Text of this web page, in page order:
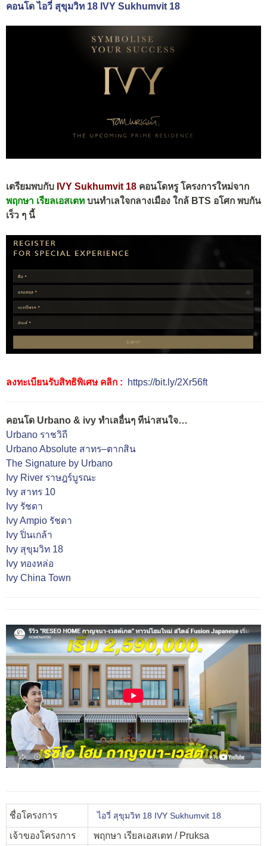
คอนโด ไอวี่ สุขุมวิท 18 IVY Sukhumvit 18
เตรียมพบกับ IVY Sukhumvit 18 คอนโดหรู โครงการใหม่จาก
พฤกษา เรียลเอสเตท บนทำเลใจกลางเมือง ใกล้ BTS อโศก พบกัน
เร็ว ๆ นี้
ลงทะเบียนรับสิทธิพิเศษ คลิก : https://bit.ly/2Xr56ft
คอนโด Urbano & ivy ทำเลอื่นๆ ทีน่าสนใจ…
Urbano ราชวิถี
Urbano Absolute สาทร–ตากสิน
The Signature by Urbano
Ivy River ราษฎร์บูรณะ
Ivy สาทร 10
Ivy รัชดา
Ivy Ampio รัชดา
Ivy ปิ่นเกล้า
Ivy สุขุมวิท 18
Ivy ทองหล่อ
Ivy China Town
ชื่อโครงการ ไอวี่ สุขุมวิท 18 IVY Sukhumvit 18
เจ้าของโครงการ
พฤกษา เรียลเอสเตท / Pruksa